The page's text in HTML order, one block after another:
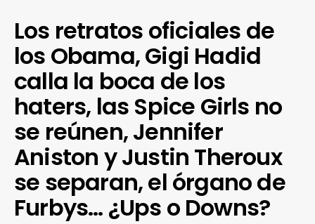
Los retratos oficiales de
los Obama, Gigi Hadid
calla la boca de los
haters, las Spice Girls no
se reúnen, Jennifer
Aniston y Justin Theroux
se separan, el órgano de
Furbys… ¿Ups o Downs?